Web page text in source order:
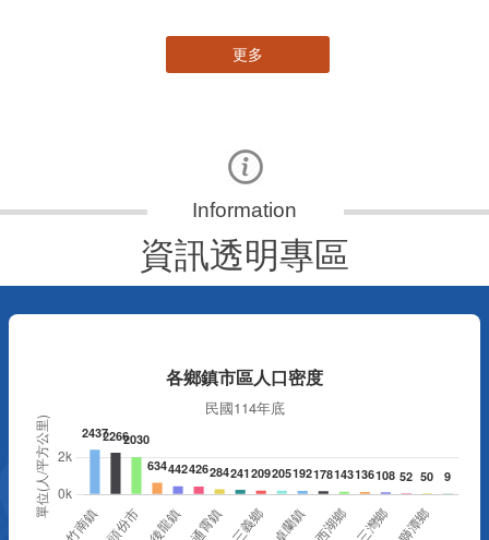
更多
資訊透明專區